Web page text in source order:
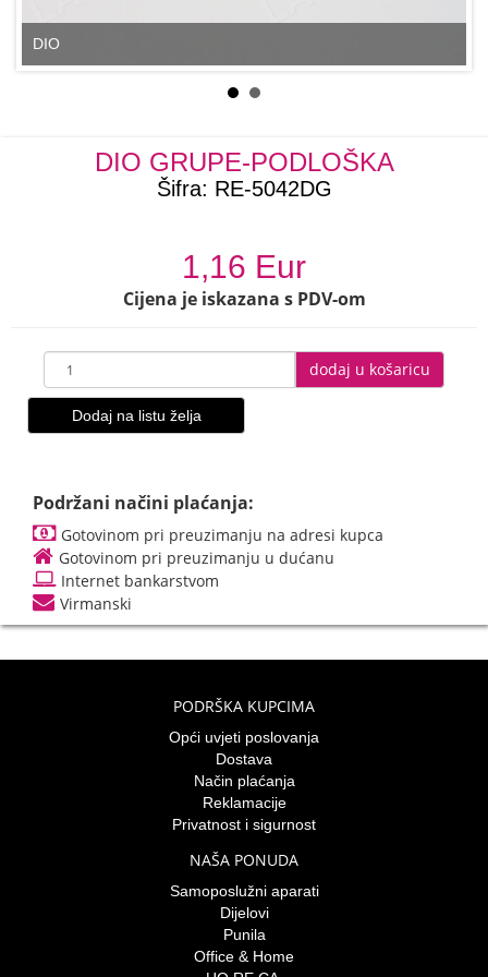
DIO
DIO GRUPE-PODLOŠKA
Šifra: RE-5042DG
1,16 Eur
Cijena je iskazana s PDV-om
dodaj u košaricu
Dodaj na listu želja
Podržani načini plaćanja:
Gotovinom pri preuzimanju na adresi kupca
Gotovinom pri preuzimanju u dućanu
Internet bankarstvom
Virmanski
PODRŠKA KUPCIMA
Opći uvjeti poslovanja
Dostava
Način plaćanja
Reklamacije
Privatnost i sigurnost
NAŠA PONUDA
Samoposlužni aparati
Dijelovi
Punila
Office & Home